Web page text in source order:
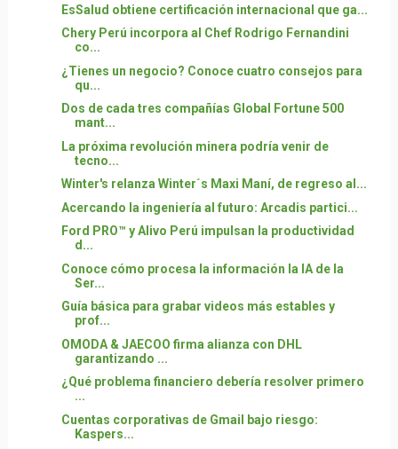
EsSalud obtiene certificación internacional que ga...
Chery Perú incorpora al Chef Rodrigo Fernandini
co...
¿Tienes un negocio? Conoce cuatro consejos para
qu...
Dos de cada tres compañías Global Fortune 500
mant...
La próxima revolución minera podría venir de
tecno...
Winter's relanza Winter´s Maxi Maní, de regreso al...
Acercando la ingeniería al futuro: Arcadis partici...
Ford PRO™ y Alivo Perú impulsan la productividad
d...
Conoce cómo procesa la información la IA de la
Ser...
Guía básica para grabar videos más estables y
prof...
OMODA & JAECOO firma alianza con DHL
garantizando ...
¿Qué problema financiero debería resolver primero
...
Cuentas corporativas de Gmail bajo riesgo:
Kaspers...